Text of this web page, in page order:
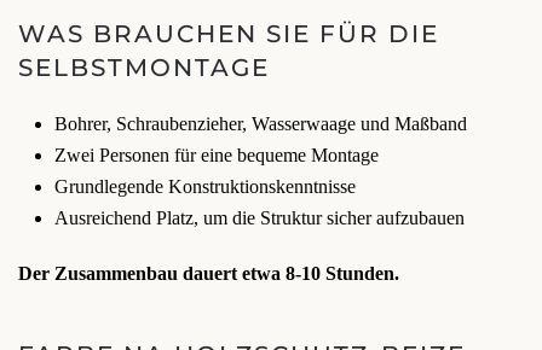
WAS BRAUCHEN SIE FÜR DIE
SELBSTMONTAGE
Bohrer, Schraubenzieher, Wasserwaage und Maßband
Zwei Personen für eine bequeme Montage
Grundlegende Konstruktionskenntnisse
Ausreichend Platz, um die Struktur sicher aufzubauen
Der Zusammenbau dauert etwa 8-10 Stunden.